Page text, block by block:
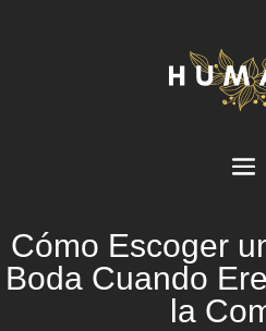
Cómo Escoger
Boda Cuando
la